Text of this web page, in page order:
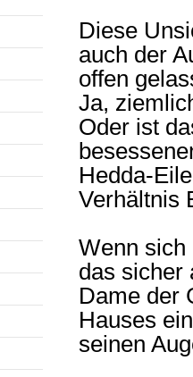
Diese
auch der
offen
Ja,
Oder ist
Hedda-
Verhältnis
Wenn sich
das sicher
Dame der
Hauses
seinen